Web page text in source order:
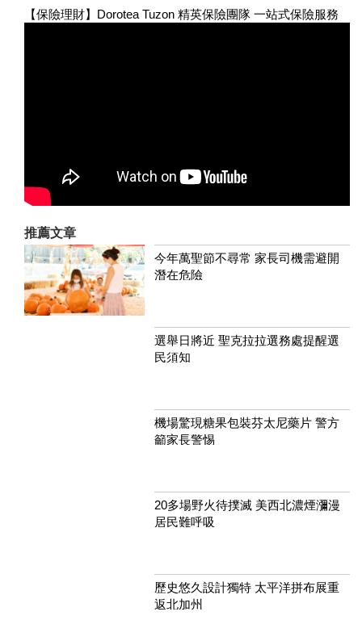
【保險理財】Dorotea Tuzon 精英保險團隊 一站式保險服務
推薦文章
今年萬聖節不尋常 家長司機需避開
潛在危險
選舉日將近 聖克拉拉選務處提醒選
民須知
機場驚現糖果包裝芬太尼藥片 警方
籲家長警惕
20多場野火待撲滅 美西北濃煙瀰漫
居民難呼吸
歷史悠久設計獨特 太平洋拼布展重
返北加州